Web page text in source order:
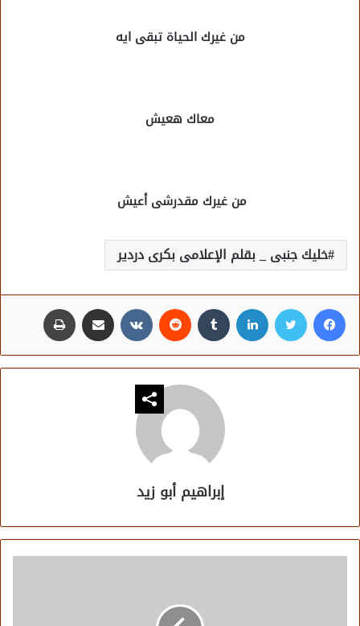
من غيرك الحياة تبقى ايه
معاك هعيش
من غيرك مقدرشى أعيش
خليك جنبى _ بقلم الإعلامى بكرى دردير
فيسبوك تويتر لينكدإن مشاركة عبر البريد
إبراهيم أبو زيد